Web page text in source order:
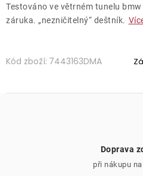
Testováno ve větrném tunelu
záruka. „nezničitelný“ deštník.
Kód zboží: 7443163DMA
Doprava
při nákupu